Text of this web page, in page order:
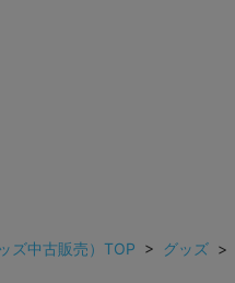
ズ中古販売）TOP > グッズ >